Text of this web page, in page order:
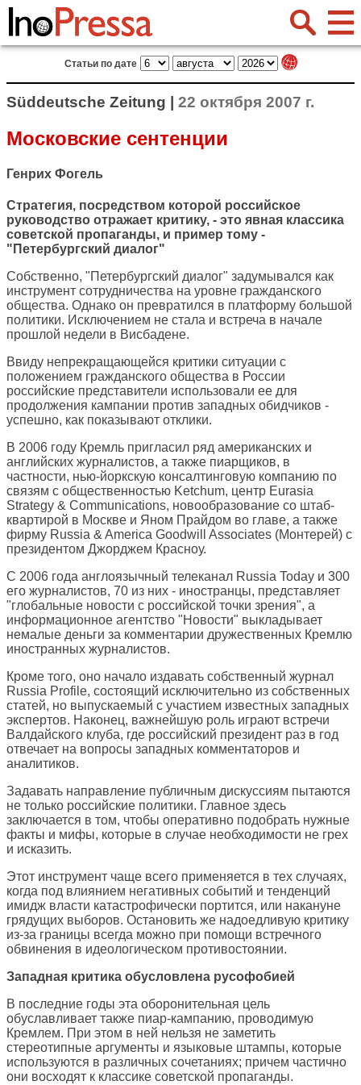
Статьи по дате
Süddeutsche Zeitung | 22 октября 2007 г.
Московские сентенции
Генрих Фогель
Стратегия, посредством которой российское
руководство отражает критику, - это явная классика
советской пропаганды, и пример тому -
"Петербургский диалог"
Собственно, "Петербургский диалог" задумывался как
инструмент сотрудничества на уровне гражданского
общества. Однако он превратился в платформу большой
политики. Исключением не стала и встреча в начале
прошлой недели в Висбадене.
Ввиду непрекращающейся критики ситуации с
положением гражданского общества в России
российские представители использовали ее для
продолжения кампании против западных обидчиков -
успешно, как показывают отклики.
В 2006 году Кремль пригласил ряд американских и
английских журналистов, а также пиарщиков, в
частности, нью-йоркскую консалтинговую компанию по
связям с общественностью Ketchum, центр Eurasia
Strategy & Communications, новообразование со штаб-
квартирой в Москве и Яном Прайдом во главе, а также
фирму Russia & America Goodwill Associates (Монтерей) с
президентом Джорджем Красноу.
С 2006 года англоязычный телеканал Russia Today и 300
его журналистов, 70 из них - иностранцы, представляет
"глобальные новости с российской точки зрения", а
информационное агентство "Новости" выкладывает
немалые деньги за комментарии дружественных Кремлю
иностранных журналистов.
Кроме того, оно начало издавать собственный журнал
Russia Profile, состоящий исключительно из собственных
статей, но выпускаемый с участием известных западных
экспертов. Наконец, важнейшую роль играют встречи
Валдайского клуба, где российский президент раз в год
отвечает на вопросы западных комментаторов и
аналитиков.
Задавать направление публичным дискуссиям пытаются
не только российские политики. Главное здесь
заключается в том, чтобы оперативно подобрать нужные
факты и мифы, которые в случае необходимости не грех
и исказить.
Этот инструмент чаще всего применяется в тех случаях,
когда под влиянием негативных событий и тенденций
имидж власти катастрофически портится, или накануне
грядущих выборов. Остановить же надоедливую критику
из-за границы всегда можно при помощи встречного
обвинения в идеологическом противостоянии.
Западная критика обусловлена русофобией
В последние годы эта оборонительная цель
обуславливает также пиар-кампанию, проводимую
Кремлем. При этом в ней нельзя не заметить
стереотипные аргументы и языковые штампы, которые
используются в различных сочетаниях; причем частично
они восходят к классике советской пропаганды.